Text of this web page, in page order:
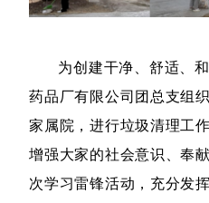
为创建干净、舒适、
药品厂有限公司团总支组
家属院，进行垃圾清理工
增强大家的社会意识、奉
次学习雷锋活动，充分发